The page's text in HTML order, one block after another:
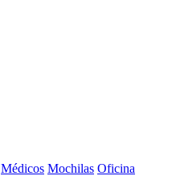
Médicos Mochilas Oficina